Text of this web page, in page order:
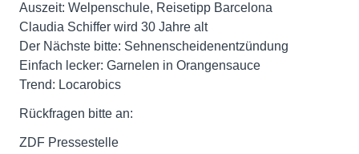
Auszeit: Welpenschule, Reisetipp Barcelona
Claudia Schiffer wird 30 Jahre alt
Der Nächste bitte: Sehnenscheidenentzündung
Einfach lecker: Garnelen in Orangensauce
Trend: Locarobics
Rückfragen bitte an:
ZDF Pressestelle